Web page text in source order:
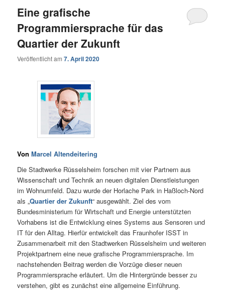
Eine grafische
Programmiersprache für das
Quartier der Zukunft
Veröffentlicht am7. April 2020
VonMarcel Altendeitering
Die Stadtwerke Rüsselsheim forschen mit vier Partnern aus
Wissenschaft und Technik an neuen digitalen Dienstleistungen
im Wohnumfeld. Dazu wurde der Horlache Park in Haßloch-Nord
als „Quartier der Zukunft“ ausgewählt. Ziel des vom
Bundesministerium für Wirtschaft und Energie unterstützten
Vorhabens ist die Entwicklung eines Systems aus Sensoren und
IT für den Alltag. Hierfür entwickelt das Fraunhofer ISST in
Zusammenarbeit mit den Stadtwerken Rüsselsheim und weiteren
Projektpartnern eine neue grafische Programmiersprache. Im
nachstehenden Beitrag werden die Vorzüge dieser neuen
Programmiersprache erläutert. Um die Hintergründe besser zu
verstehen, gibt es zunächst eine allgemeine Einführung.